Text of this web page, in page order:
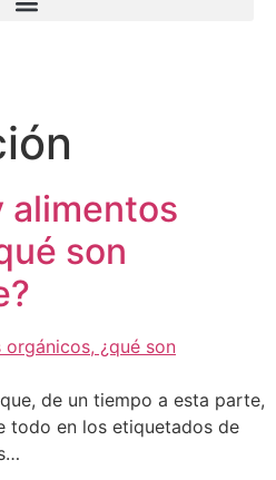
alimentos
son
de un tiempo a esta parte,
todo en los etiquetados de